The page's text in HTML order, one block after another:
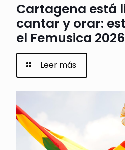
Cartagena está
cantar y orar:
el Femusica 2026
Leer más